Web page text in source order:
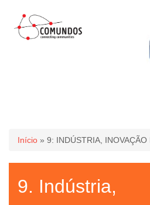
Você está aqui
Início » 9: INDÚSTRIA,
9. Indústria,